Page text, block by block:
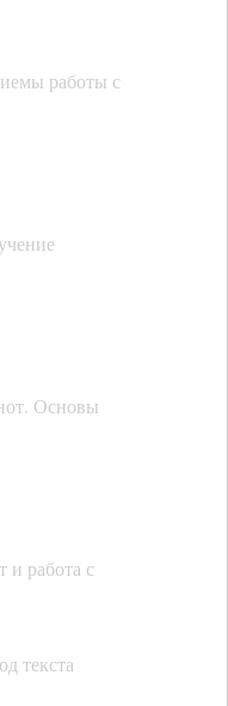
работы с
Основы
и работа с
текста